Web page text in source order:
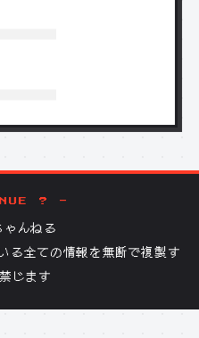
? -
ゃんねる
る全ての情報を無断で複製す
じます